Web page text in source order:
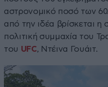
αστρονομικό ποσό των
από την ιδέα βρίσκεται η
πολιτική συμμαχία του
του UFC, Ντέινα Γουάιτ.